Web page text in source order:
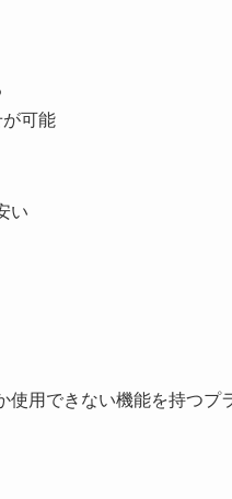
可能
い
用できない機能を持つプ